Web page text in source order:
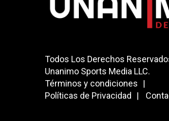
Todos Los Derechos
Unanimo Sports Media LLC.
Términos y condiciones
Políticas de Privacidad